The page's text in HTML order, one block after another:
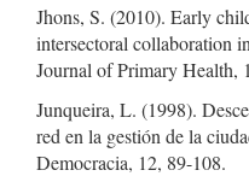
Jhons, S. (2010). Early
intersectoral collaboration
Journal of Primary Health,
Junqueira, L. (1998).
red en la gestión de la
Democracia, 12, 89-108.